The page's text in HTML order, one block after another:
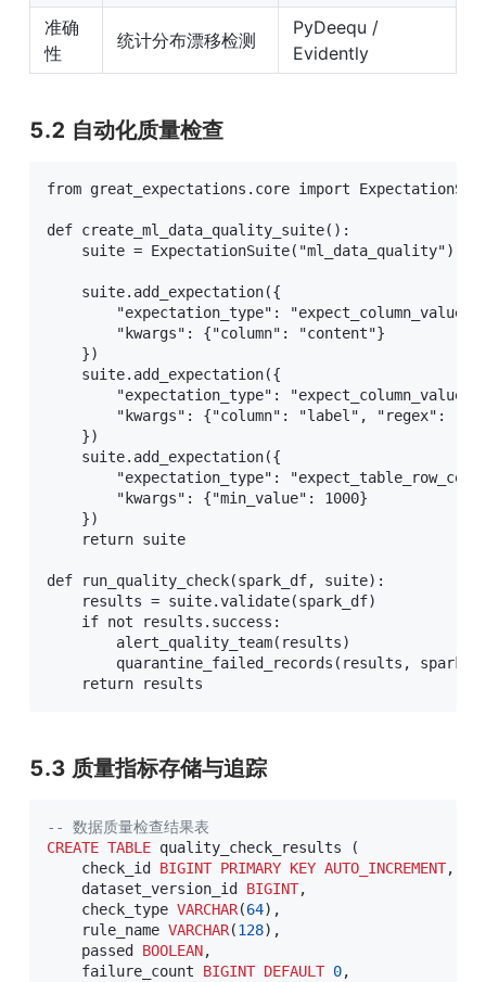
准确
性
统计分布漂移检测
PyDeequ /
Evidently
5.2 自动化质量检查
from great_expectations.core import
def create_ml_data_quality_suite():
    suite = ExpectationSuite("ml_data_quality")
    suite.add_expectation({
"expectation_type":
        "kwargs": {"column": "content"}
    })
    suite.add_expectation({
"expectation_type":
"kwargs": {"column": "label", "regex":
    })
    suite.add_expectation({
"expectation_type":
        "kwargs": {"min_value": 1000}
    })
    return suite
def run_quality_check(spark_df, suite):
    results = suite.validate(spark_df)
    if not results.success:
        alert_quality_team(results)
quarantine_failed_records(results,
    return results
5.3 质量指标存储与追踪
-- 数据质量检查结果表
CREATE TABLE quality_check_results
(
    check_id
BIGINT PRIMARY KEY AUTO_INCREMENT,
    dataset_version_id
BIGINT,
    check_type
VARCHAR(64) ,
    rule_name
VARCHAR(128) ,
    passed
BOOLEAN,
    failure_count
BIGINT DEFAULT 0,